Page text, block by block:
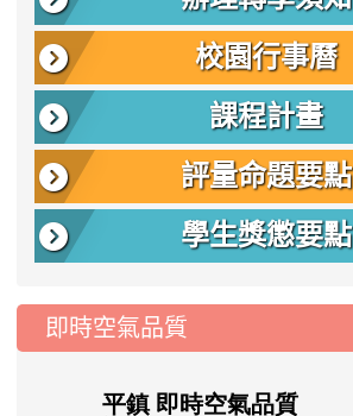
校園行事曆
課程計畫
評量命題要點
學生獎懲要點
即時空氣品質